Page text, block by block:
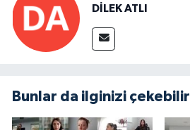
DİLEK ATLI
Bunlar da ilginizi çekebilir